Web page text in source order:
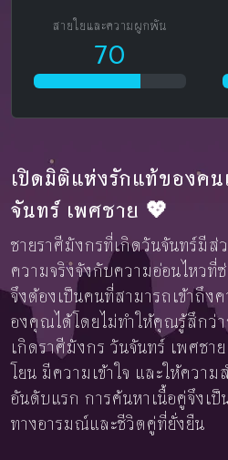
สายใยและความผูกพัน
70
เปิดมิติแห่งรักแท้ของคน
จันทร์ เพศชาย 💖
ชายราศีมังกรที่เกิดวันจันทร์มีส่
ความจริงจังกับความอ่อนไหว
จึงต้องเป็นคนที่สามารถเข้าถึง
องคุณได้โดยไม่ทำให้คุณรู้สึกว่
เกิดราศีมังกร วันจันทร์ เพศช
โยน มีความเข้าใจ และให้ควา
อันดับแรก การค้นหาเนื้อคู่จึงเ
ทางอารมณ์และชีวิตคู่ที่ยั่งยืน